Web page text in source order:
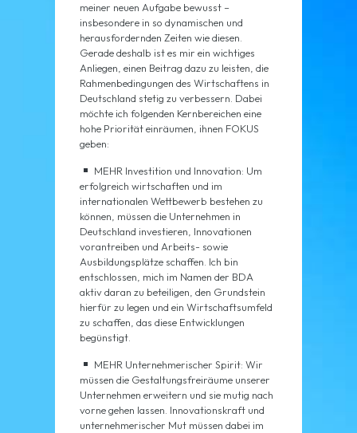
meiner neuen Aufgabe bewusst –
insbesondere in so dynamischen und
herausfordernden Zeiten wie diesen.
Gerade deshalb ist es mir ein wichtiges
Anliegen, einen Beitrag dazu zu leisten, die
Rahmenbedingungen des Wirtschaftens in
Deutschland stetig zu verbessern. Dabei
möchte ich folgenden Kernbereichen eine
hohe Priorität einräumen, ihnen FOKUS
geben:
MEHR Investition und Innovation: Um
erfolgreich wirtschaften und im
internationalen Wettbewerb bestehen zu
können, müssen die Unternehmen in
Deutschland investieren, Innovationen
vorantreiben und Arbeits- sowie
Ausbildungsplätze schaffen. Ich bin
entschlossen, mich im Namen der BDA
aktiv daran zu beteiligen, den Grundstein
hierfür zu legen und ein Wirtschaftsumfeld
zu schaffen, das diese Entwicklungen
begünstigt.
MEHR Unternehmerischer Spirit: Wir
müssen die Gestaltungsfreiräume unserer
Unternehmen erweitern und sie mutig nach
vorne gehen lassen. Innovationskraft und
unternehmerischer Mut müssen dabei im